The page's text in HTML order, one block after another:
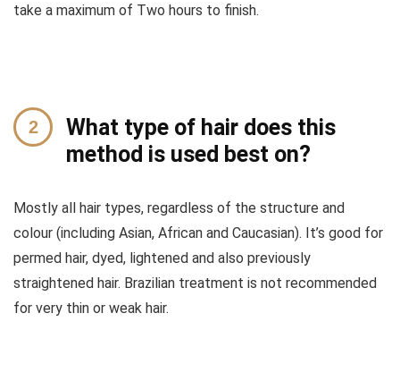
take a maximum of Two hours to finish.
What type of hair does this
method is used best on?
Mostly all hair types, regardless of the structure and
colour (including Asian, African and Caucasian). It’s good for
permed hair, dyed, lightened and also previously
straightened hair. Brazilian treatment is not recommended
for very thin or weak hair.